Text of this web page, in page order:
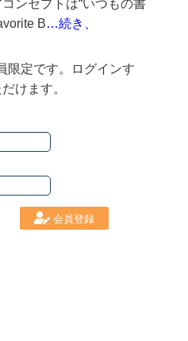
ンセプトは“いつもの書
B…続き、
限定です。ログインす
けます。
会員登録